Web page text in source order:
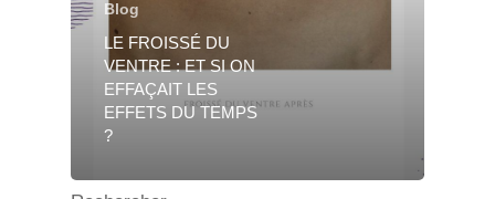
Blog
LE FROISSÉ DU
VENTRE : ET SI ON
EFFAÇAIT LES
EFFETS DU TEMPS
?